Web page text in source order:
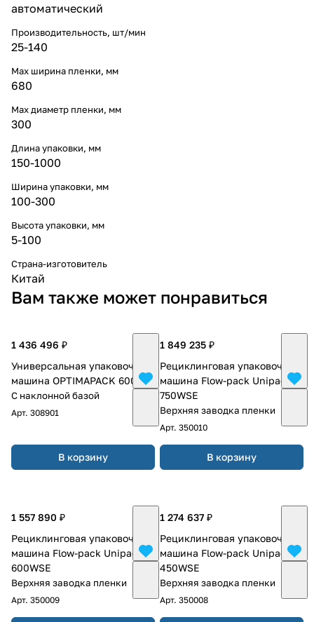
автоматический
Производительность, шт/мин
25-140
Мах ширина пленки, мм
680
Max диаметр пленки, мм
300
Длина упаковки, мм
150-1000
Ширина упаковки, мм
100-300
Высота упаковки, мм
5-100
Страна-изготовитель
Китай
Вам также может понравиться
1 436 496 ₽
Универсальная упаковочная
машина OPTIMAPACK 600
С наклонной базой
Арт. 308901
В корзину
1 849 235 ₽
Рециклинговая упаковочная
машина Flow-pack Unipack-
750WSE
Верхняя заводка пленки
Арт. 350010
В корзину
1 557 890 ₽
Рециклинговая упаковочная
машина Flow-pack Unipack-
600WSE
Верхняя заводка пленки
Арт. 350009
1 274 637 ₽
Рециклинговая упаковочная
машина Flow-pack Unipack-
450WSE
Верхняя заводка пленки
Арт. 350008